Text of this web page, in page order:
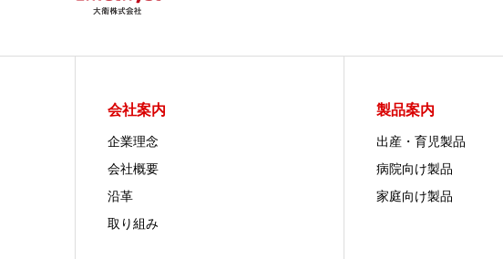
会社案内
企業理念
会社概要
沿革
取り組み
製品案内
出産・育児製品
病院向け製品
家庭向け製品